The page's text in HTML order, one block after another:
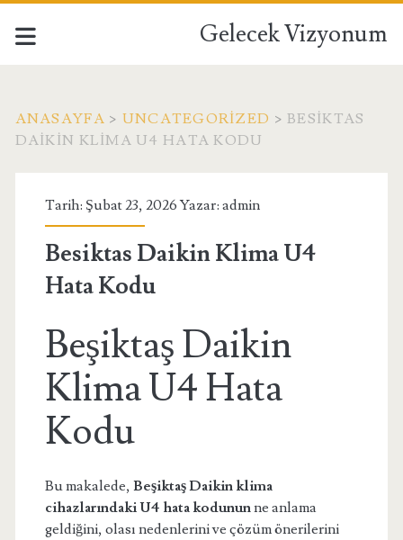
Gelecek Vizyonum
ANASAYFA > UNCATEGORIZED >BESIKTAS
DAIKIN KLIMA U4 HATA KODU
Tarih: Şubat 23, 2026 Yazar: admin
Besiktas Daikin Klima U4
Hata Kodu
Beşiktaş Daikin
Klima U4 Hata
Kodu
Bu makalede, Beşiktaş Daikin klima
cihazlarındaki U4 hata kodununne anlama
geldiğini, olası nedenlerini ve çözüm önerilerini